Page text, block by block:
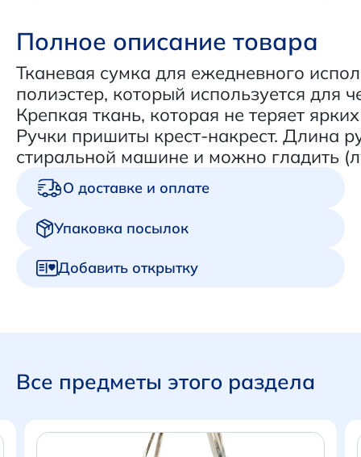
Полное описание товара
Тканевая сумка для ежедневного
полиэстер, который используется для
Крепкая ткань, которая не теряет
Ручки пришиты крест-накрест. Длина
стиральной машине и можно гладить
О доставке и оплате
Упаковка посылок
Добавить открытку
Все предметы этого раздела